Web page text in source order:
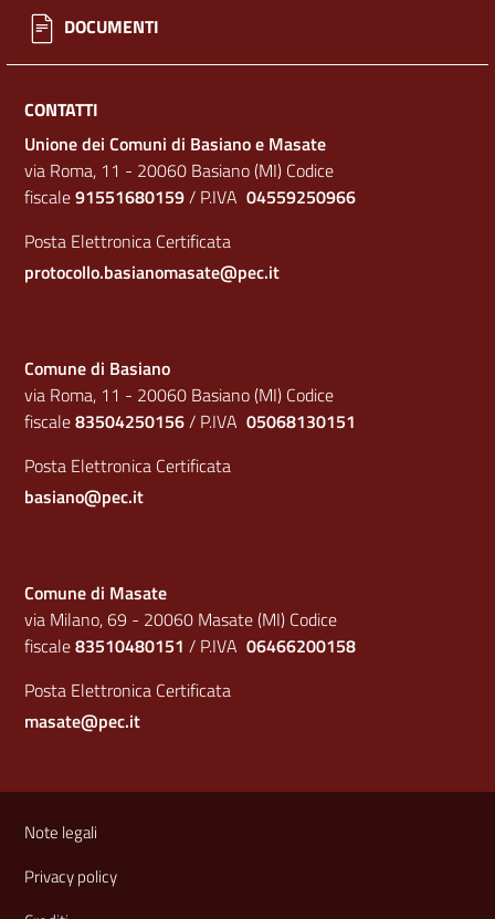
DOCUMENTI
CONTATTI
Unione dei Comuni di Basiano e Masate
via Roma, 11 - 20060 Basiano (MI) Codice
fiscale91551680159/ P.IVA 04559250966
Posta Elettronica Certificata
protocollo.basianomasate@pec.it
Comune di Basiano
via Roma, 11 - 20060 Basiano (MI) Codice
fiscale83504250156/ P.IVA 05068130151
Posta Elettronica Certificata
basiano@pec.it
Comune di Masate
via Milano, 69 - 20060 Masate (MI) Codice
fiscale83510480151 / P.IVA 06466200158
Posta Elettronica Certificata
masate@pec.it
Sezione Link Utili
Note legali
Privacy policy